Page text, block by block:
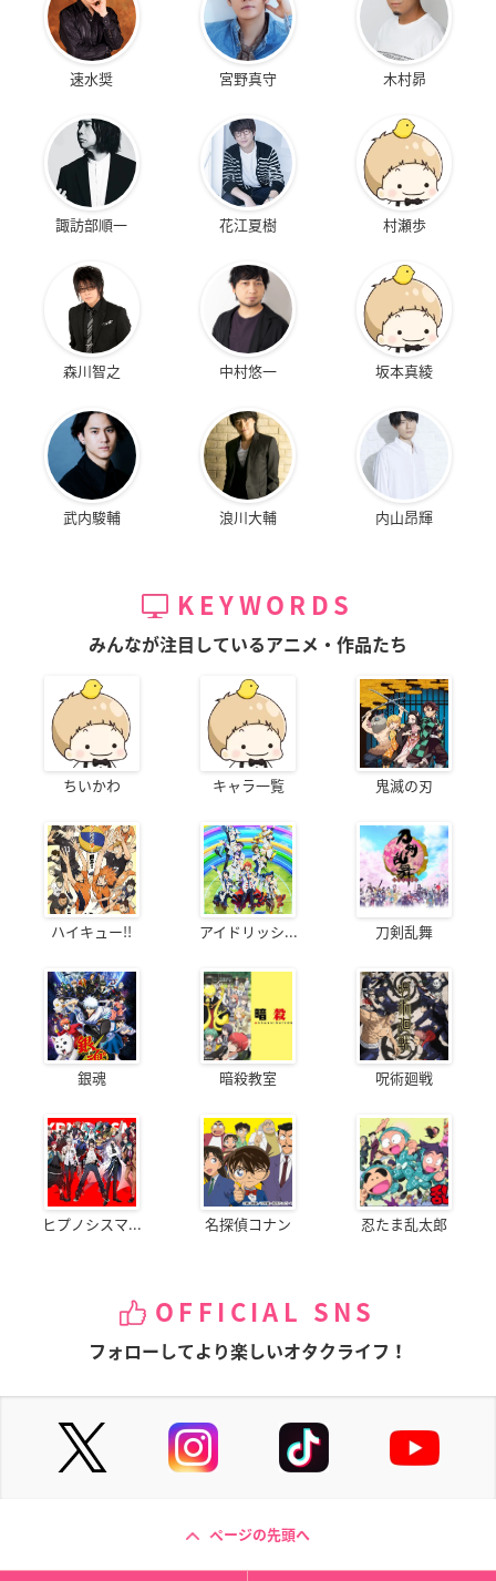
速水奨 宮野真守 木村昴
諏訪部順一 花江夏樹 村瀬歩
森川智之 中村悠一 坂本真綾
武内駿輔 浪川大輔 内山昂輝
KEYWORDS
みんなが注目しているアニメ・作品たち
ちいかわ キャラ一覧 鬼滅の刃
ハイキュー!! アイドリッシ... 刀剣乱舞
銀魂 暗殺教室 呪術廻戦
ヒプノシスマ... 名探偵コナン 忍たま乱太郎
OFFICIAL SNS
フォローしてより楽しいオタクライフ！
ページの先頭へ